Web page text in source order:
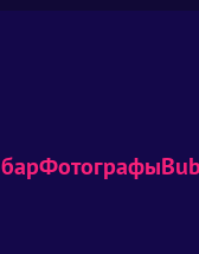
Фотографы